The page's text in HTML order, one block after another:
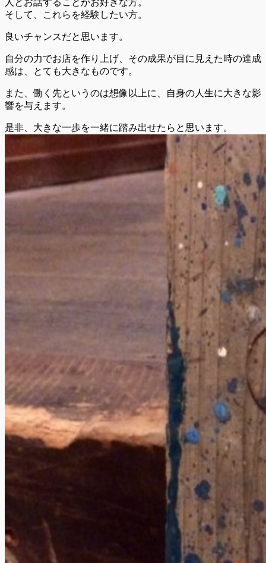
人とお話することがお好きな方。
そして、これらを経験したい方。
良いチャンスだと思います。
自分の力でお店を作り上げ、その成果が目に見えた時の達成
感は、とても大きなものです。
また、働く先というのは想像以上に、自身の人生に大きな影
響を与えます。
是非、大きな一歩を一緒に踏み出せたらと思います。